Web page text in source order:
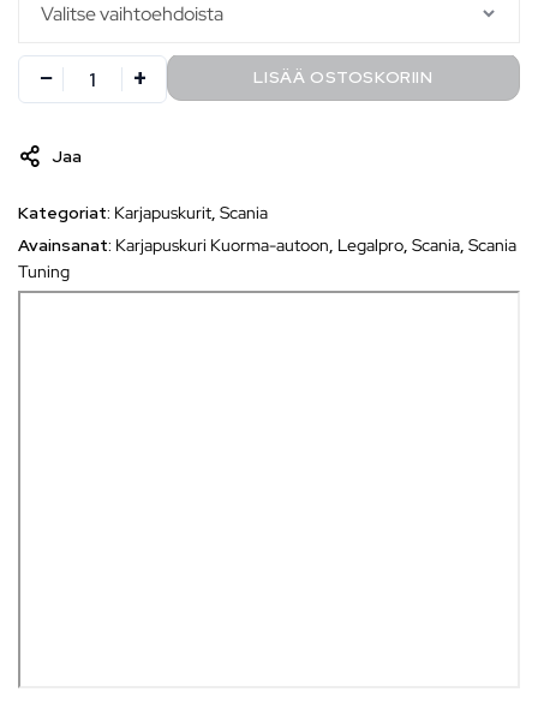
LISÄÄ OSTOSKORIIN
Jaa
Kategoriat: Karjapuskurit, Scania
Avainsanat: Karjapuskuri Kuorma-autoon, Legalpro, Scania, Scania
Tuning